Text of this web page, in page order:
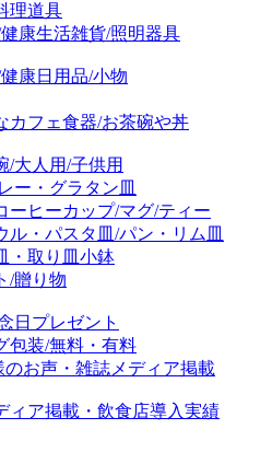
理道具
康生活雑貨/照明器具
康日用品/小物
カフェ食器/お茶碗や丼
/大人用/子供用
ー・グラタン皿
ーヒーカップ/マグ/ティー
ル・パスタ皿/パン・リム皿
・取り皿小鉢
/贈り物
日プレゼント
包装/無料・有料
のお声・雑誌メディア掲載
ィア掲載・飲食店導入実績